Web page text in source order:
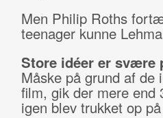
Men Philip Roths
teenager kunne
Store idéer er svære
Måske på grund af de
film, gik der mere end
igen blev trukket op